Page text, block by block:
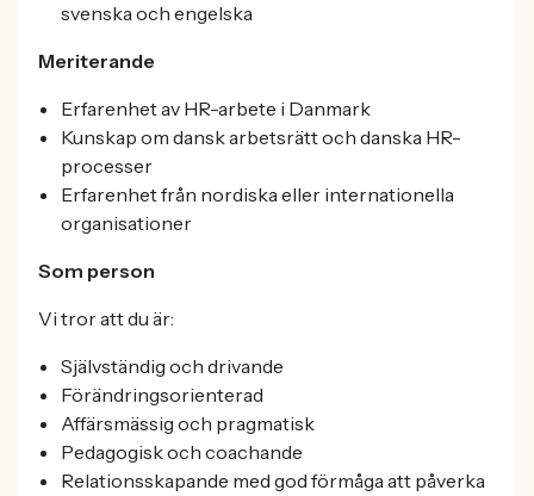
svenska och engelska
Meriterande
Erfarenhet av HR-arbete i Danmark
Kunskap om dansk arbetsrätt och danska HR-
processer
Erfarenhet från nordiska eller internationella
organisationer
Som person
Vi tror att du är:
Självständig och drivande
Förändringsorienterad
Affärsmässig och pragmatisk
Pedagogisk och coachande
Relationsskapande med god förmåga att påverka